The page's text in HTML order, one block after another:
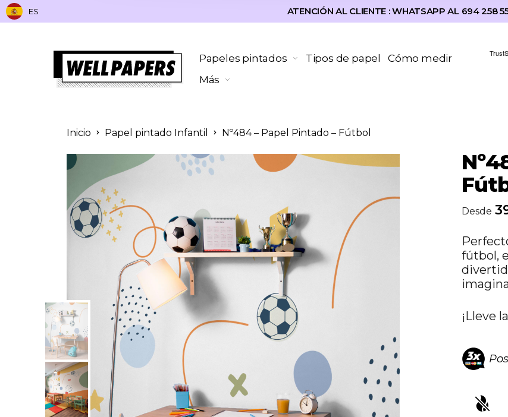
ES ATENCIÓN AL CLIENTE : WHATSAPP AL 694 258
Papeles pintados Tipos de papel
Cómo medir
Más
Inicio Papel pintado Infantil Nº484 – Papel Pintado – Fútbol
Desde
fútbol,
¡Lleve